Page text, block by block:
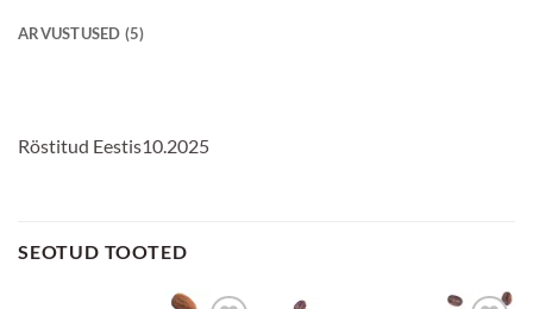
ARVUSTUSED (5)
Röstitud Eestis10.2025
SEOTUD TOOTED